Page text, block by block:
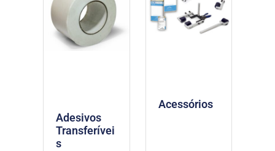
Adesivos
Transferívei
s
Acessórios